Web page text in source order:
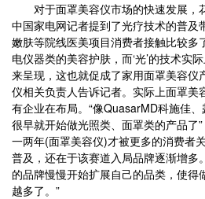
对于面罩美容仪市场的快速发展，
中国家电网记者提到了光疗技术的普及
嫩肤等院线医美项目消费者接触比较多
电仪器类的美容护肤，而‘光’的技术实
来呈现，这也就促成了家用面罩美容仪
仪相关负责人告诉记者。实际上面罩美
有企业在布局。“像QuasarMD科施佳
很早就开始做光照类、面罩类的产品了
一两年(面罩美容仪)才被更多的消费者
普及，还在于该赛道入局品牌逐渐增多
的品牌慢慢开始扩展自己的品类，使得
越多了。”